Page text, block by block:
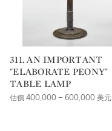
311. AN IMPORTANT
"ELABORATE PEONY"
TABLE LAMP
估價 400,000 – 600,000 美元